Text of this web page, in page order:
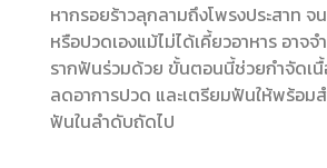
หากรอยร้าวลุกลามถึงโพรงประสาท จ
หรือปวดเองแม้ไม่ได้เคี้ยวอาหาร อาจจ
รากฟันร่วมด้วย ขั้นตอนนี้ช่วยกำจัดเ
ลดอาการปวด และเตรียมฟันให้พร้อม
ฟันในลำดับถัดไป